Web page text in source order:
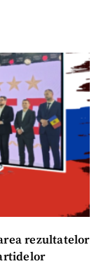
rezultatelor